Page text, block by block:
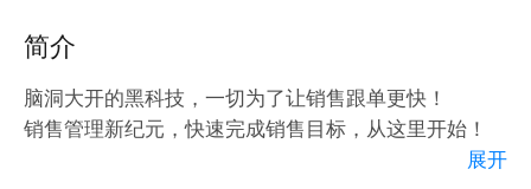
简介
脑洞大开的黑科技，一切为了让销售跟单更快！
销售管理新纪元，快速完成销售目标，从这里开始！
展开